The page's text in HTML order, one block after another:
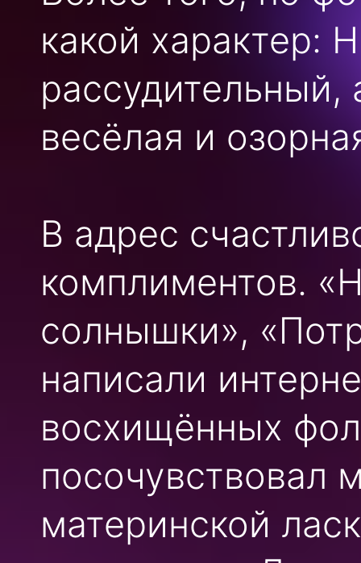
какой характер:
рассудительный,
весёлая и
В адрес
комплиментов.
солнышки»,
написали
восхищённых
материнской